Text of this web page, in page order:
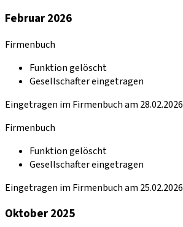
Februar 2026
Firmenbuch
Funktion gelöscht
Gesellschafter eingetragen
Eingetragen im Firmenbuch am 28.02.2026
Firmenbuch
Funktion gelöscht
Gesellschafter eingetragen
Eingetragen im Firmenbuch am 25.02.2026
Oktober 2025